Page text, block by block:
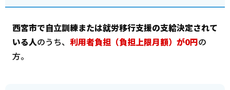
西宮市で自立訓練または就労移行支援の支給決定されて
いる人のうち、 利用者負担（負担上限月額）が0円の
方。